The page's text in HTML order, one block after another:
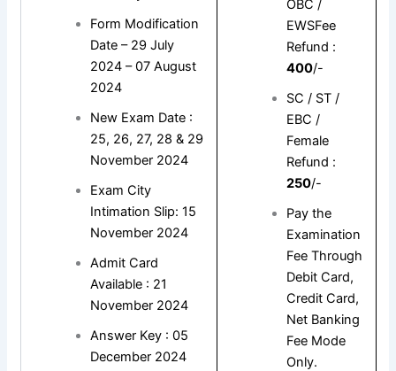
Form Modification
Date – 29 July
2024 – 07 August
2024
New Exam Date :
25, 26, 27, 28 & 29
November 2024
Exam City
Intimation Slip: 15
November 2024
Admit Card
Available : 21
November 2024
Answer Key : 05
December 2024
OBC /
EWSFee
Refund :
400/-
SC / ST /
EBC /
Female
Refund :
250/-
Pay the
Examination
Fee Through
Debit Card,
Credit Card,
Net Banking
Fee Mode
Only.